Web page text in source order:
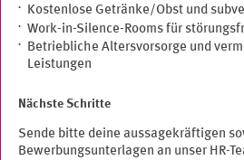
Kostenlose Getränke/Obst und
Work-in-Silence-Rooms für
Betriebliche Altersvorsorge und
Leistungen
Nächste Schritte
Sende bitte deine aussagekräftigen
Bewerbungsunterlagen an unser HR-